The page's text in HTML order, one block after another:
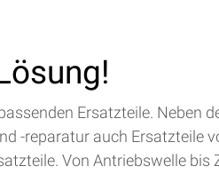
Ersatzteile. Neben
-reparatur auch Ersatzteile
Von Antriebswelle